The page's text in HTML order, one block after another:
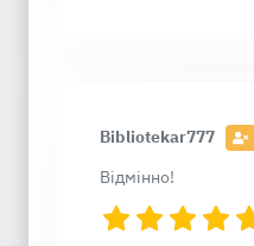
Bibliotekar777
Відмінно!